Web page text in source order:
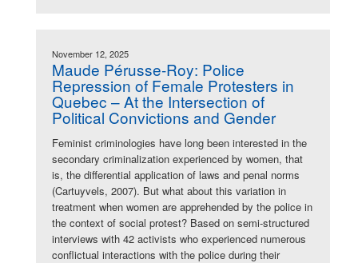
November 12, 2025
Maude Pérusse-Roy: Police
Repression of Female Protesters in
Quebec – At the Intersection of
Political Convictions and Gender
Feminist criminologies have long been interested in the
secondary criminalization experienced by women, that
is, the differential application of laws and penal norms
(Cartuyvels, 2007). But what about this variation in
treatment when women are apprehended by the police in
the context of social protest? Based on semi-structured
interviews with 42 activists who experienced numerous
conflictual interactions with the police during their